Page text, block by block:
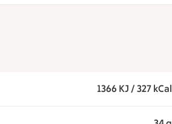
1366 KJ / 327 kCal